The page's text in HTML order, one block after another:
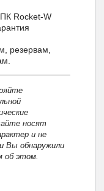
Rocket-W
резервам,
носят
и не
Вы обнаружили
об этом.